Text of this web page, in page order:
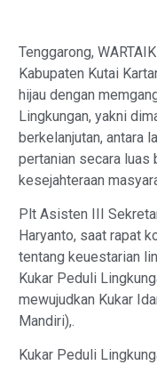
Tenggarong,
Kabupaten Kutai
hijau dengan
Lingkungan, yakni
berkelanjutan, antara
pertanian secara
kesejahteraan
Plt Asisten III
Haryanto, saat rapat
tentang keuestarian
Kukar Peduli
mewujudkan Kukar
Mandiri),.
Kukar Peduli